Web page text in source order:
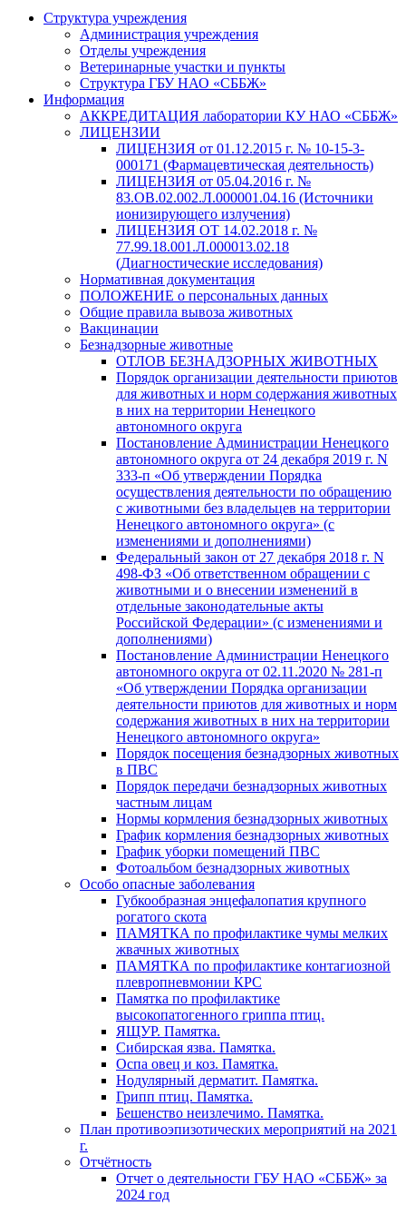
Структура учреждения
Администрация учреждения
Отделы учреждения
Ветеринарные участки и пункты
Структура ГБУ НАО «СББЖ»
Информация
АККРЕДИТАЦИЯ лаборатории КУ НАО «СББЖ»
ЛИЦЕНЗИИ
ЛИЦЕНЗИЯ от 01.12.2015 г. № 10-15-3-
000171 (Фармацевтическая деятельность)
ЛИЦЕНЗИЯ от 05.04.2016 г. №
83.ОВ.02.002.Л.000001.04.16 (Источники
ионизирующего излучения)
ЛИЦЕНЗИЯ ОТ 14.02.2018 г. №
77.99.18.001.Л.000013.02.18
(Диагностические исследования)
Нормативная документация
ПОЛОЖЕНИЕ о персональных данных
Общие правила вывоза животных
Вакцинации
Безнадзорные животные
ОТЛОВ БЕЗНАДЗОРНЫХ ЖИВОТНЫХ
Порядок организации деятельности приютов
для животных и норм содержания животных
в них на территории Ненецкого
автономного округа
Постановление Администрации Ненецкого
автономного округа от 24 декабря 2019 г. N
333-п «Об утверждении Порядка
осуществления деятельности по обращению
с животными без владельцев на территории
Ненецкого автономного округа» (с
изменениями и дополнениями)
Федеральный закон от 27 декабря 2018 г. N
498-ФЗ «Об ответственном обращении с
животными и о внесении изменений в
отдельные законодательные акты
Российской Федерации» (с изменениями и
дополнениями)
Постановление Администрации Ненецкого
автономного округа от 02.11.2020 № 281-п
«Об утверждении Порядка организации
деятельности приютов для животных и норм
содержания животных в них на территории
Ненецкого автономного округа»
Порядок посещения безнадзорных животных
в ПВС
Порядок передачи безнадзорных животных
частным лицам
Нормы кормления безнадзорных животных
График кормления безнадзорных животных
График уборки помещений ПВС
Фотоальбом безнадзорных животных
Особо опасные заболевания
Губкообразная энцефалопатия крупного
рогатого скота
ПАМЯТКА по профилактике чумы мелких
жвачных животных
ПАМЯТКА по профилактике контагиозной
плевропневмонии КРС
Памятка по профилактике
высокопатогенного гриппа птиц.
ЯЩУР. Памятка.
Сибирская язва. Памятка.
Оспа овец и коз. Памятка.
Нодулярный дерматит. Памятка.
Грипп птиц. Памятка.
Бешенство неизлечимо. Памятка.
План противоэпизотических мероприятий на 2021
г.
Отчётность
Отчет о деятельности ГБУ НАО «СББЖ» за
2024 год